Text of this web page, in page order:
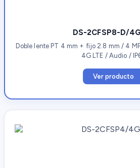
DS-2CFSP8-D/
Doble lente PT 4 mm + fijo 2.8 mm / 4
4G LTE / Audio /
Ver producto